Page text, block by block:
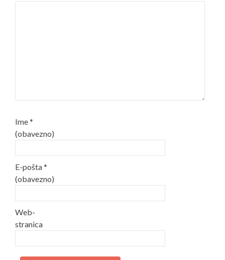
Ime*
(obavezno)
E-pošta*
(obavezno)
Web-
stranica